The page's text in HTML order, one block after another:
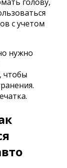
с учетом
нужно
чтобы